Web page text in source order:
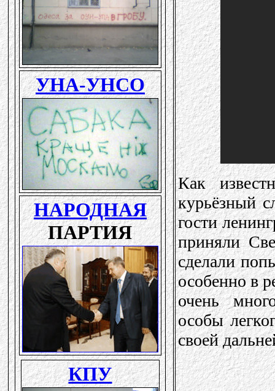
Как
курьёзный
гости
приняли
сделали
особенно в
очень
особы
своей